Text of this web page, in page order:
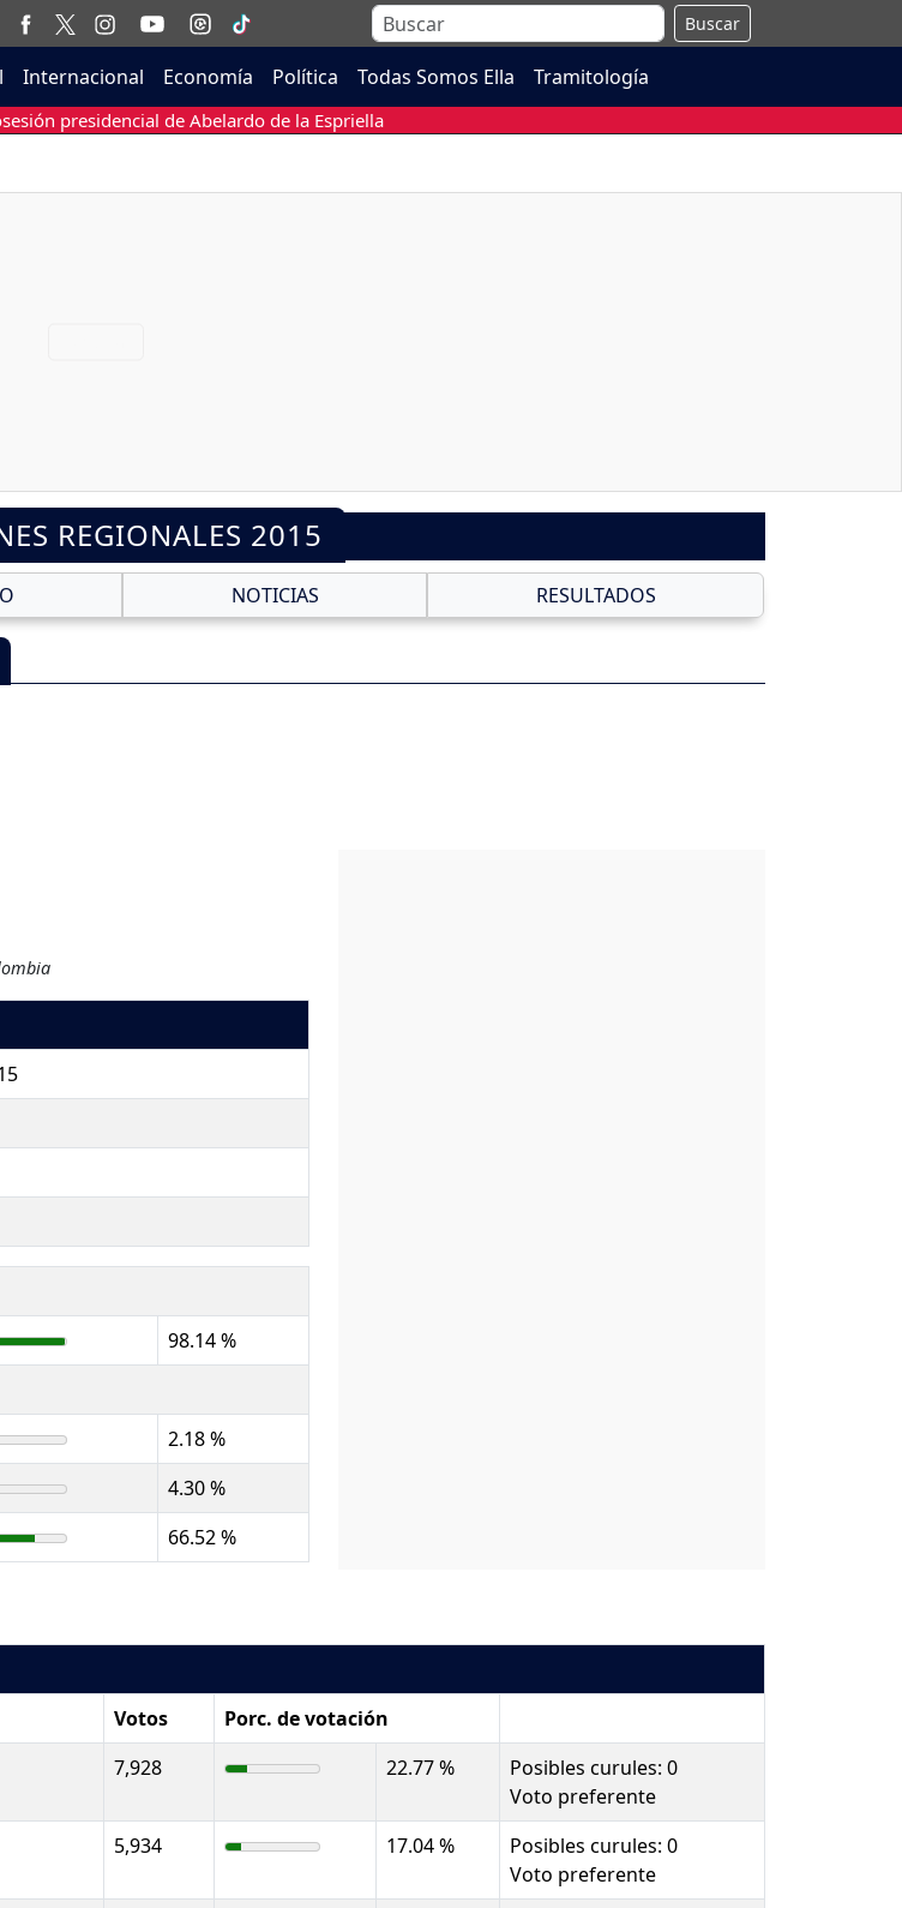
Buscar
Internacional Economía Política Todas Somos Ella Tramitología
presidencial de Abelardo de la Espriella
REGIONALES 2015
NOTICIAS RESULTADOS
98.14 %
2.18 %
4.30 %
66.52 %
Votos Porc. de votación
7,928 22.77 %
Posibles curules: 0
Voto preferente
5,934 17.04 %
Posibles curules: 0
Voto preferente